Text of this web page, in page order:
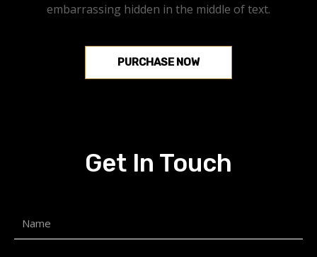
embarrassing hidden in the middle of text.
PURCHASE NOW
Get In Touch